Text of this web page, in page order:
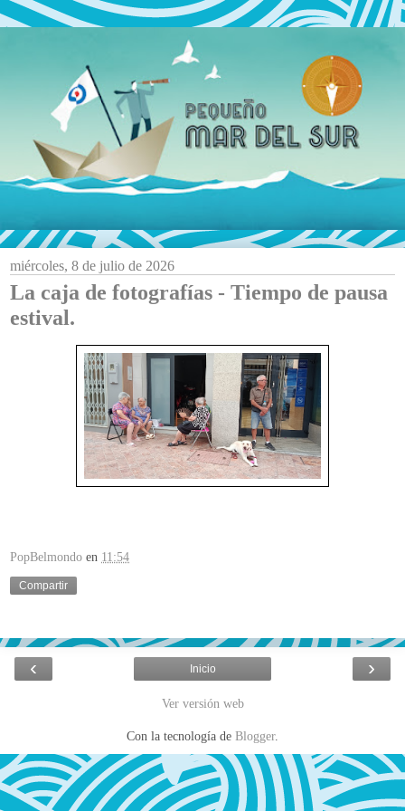
miércoles, 8 de julio de 2026
La caja de fotografías - Tiempo de pausa
estival.
PopBelmondo en 11:54
Compartir
‹ ›
Inicio
Ver versión web
Con la tecnología de Blogger.